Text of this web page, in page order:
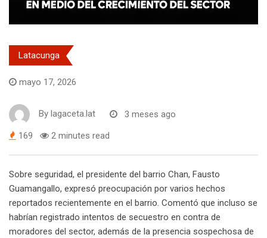
Latacunga
mayo 17, 2026
By lagaceta.lat 3 meses ago
169 2 minutes read
Sobre seguridad, el presidente del barrio Chan, Fausto
Guamangallo, expresó preocupación por varios hechos
reportados recientemente en el barrio. Comentó que incluso se
habrían registrado intentos de secuestro en contra de
moradores del sector, además de la presencia sospechosa de